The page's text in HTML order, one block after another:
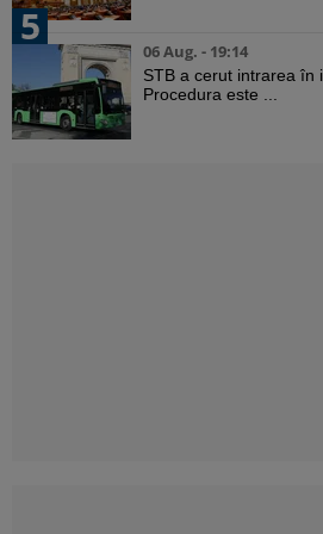
5
06 Aug. - 19:14
STB a cerut intrarea în
Procedura este ...